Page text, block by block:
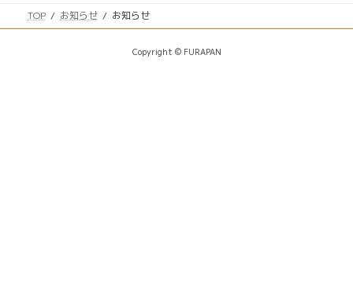
TOP お知らせ お知らせ
Copyright © FURAPAN